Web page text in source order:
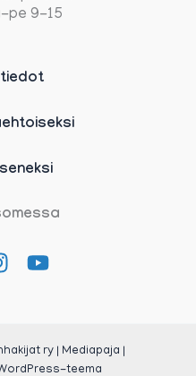
pe 9-15
ry | Mediapaja |
teema